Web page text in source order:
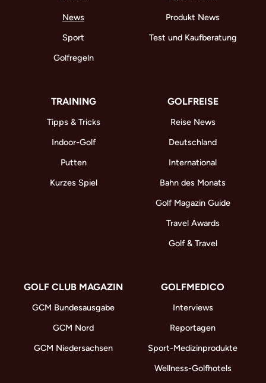
News
Sport
Golfregeln
Produkt News
Test und Kaufberatung
TRAINING
Tipps & Tricks
Indoor-Golf
Putten
Kurzes Spiel
GOLFREISE
Reise News
Deutschland
International
Bahn des Monats
Golf Magazin Guide
Travel Awards
Golf & Travel
GOLF CLUB MAGAZIN
GCM Bundesausgabe
GCM Nord
GCM Niedersachsen
GOLFMEDICO
Interviews
Reportagen
Sport-Medizinprodukte
Wellness-Golfhotels